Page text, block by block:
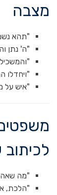
מצבה
"תהא
"ה' נתן
"ויחדלו
"איש על
"מה
"הלכת,